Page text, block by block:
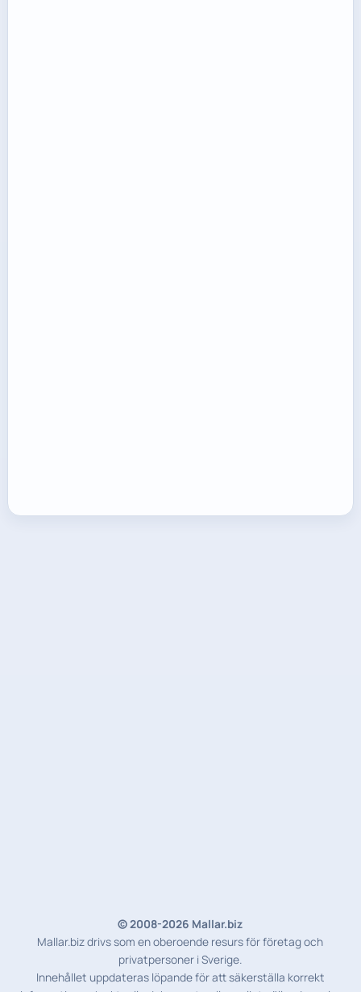
© 2008-2026 Mallar.biz
Mallar.biz drivs som en oberoende resurs för företag och
privatpersoner i Sverige.
Innehållet uppdateras löpande för att säkerställa korrekt